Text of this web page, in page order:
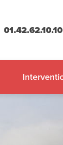
01.42.62.10.10